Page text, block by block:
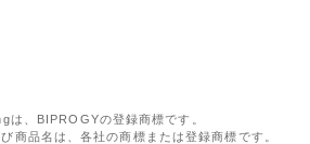
は、BIPROGYの登録商標です。
商品名は、各社の商標または登録商標です。